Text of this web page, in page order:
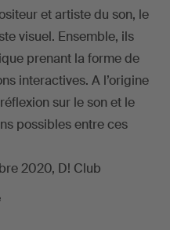
et artiste du son, le
visuel. Ensemble, ils
prenant la forme de
interactives. A l’origine
sur le son et le
possibles entre ces
2020, D! Club